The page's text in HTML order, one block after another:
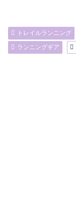
トレイルランニング
ランニングギア